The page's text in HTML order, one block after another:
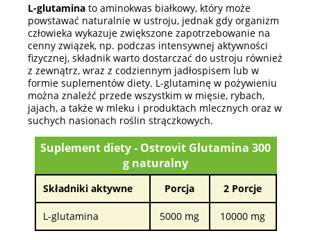
L-glutamina to aminokwas białkowy, który może
powstawać naturalnie w ustroju, jednak gdy organizm
człowieka wykazuje zwiększone zapotrzebowanie na
cenny związek, np. podczas intensywnej aktywności
fizycznej, składnik warto dostarczać do ustroju również
z zewnątrz, wraz z codziennym jadłospisem lub w
formie suplementów diety. L-glutaminę w pożywieniu
można znaleźć przede wszystkim w mięsie, rybach,
jajach, a także w mleku i produktach mlecznych oraz w
suchych nasionach roślin strączkowych.
Suplement diety - Ostrovit Glutamina 300
g naturalny
Składniki aktywne Porcja 2 Porcje
L-glutamina 5000 mg 10000 mg